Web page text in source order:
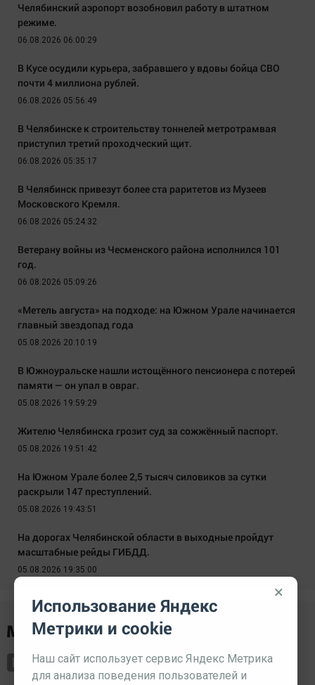
Челябинский аэропорт возобновил работу в штатном
режиме.
06.08.2026 06:00:29
В Кусе осудили курьера, забравшего у вдовы бойца СВО
почти 4 миллиона рублей.
06.08.2026 05:56:49
В Челябинске к строительству тоннелей метротрамвая
приступил третий проходческий щит.
06.08.2026 05:35:17
В Челябинск привезут более ста раритетов из Музеев
Московского Кремля.
06.08.2026 05:24:32
Ветерану войны из Чесменского района исполнился 101
год.
06.08.2026 05:09:26
«Метель августа» на подходе: на Южном Урале начинается
главный звездопад года
05.08.2026 20:10:19
В Южноуральске нашли истощённого пенсионера с потерей
памяти — он упал в овраг.
05.08.2026 19:59:29
Жителю Челябинска грозит суд за сожжённый паспорт.
05.08.2026 19:51:42
На Южном Урале более 2,5 тысяч силовиков за сутки
раскрыли 147 преступлений.
05.08.2026 19:43:51
На дорогах Челябинской области в выходные пройдут
масштабные рейды ГИБДД.
05.08.2026 19:35:00
×
Использование Яндекс
Метрики и cookie
Наш сайт использует сервис Яндекс Метрика
для анализа поведения пользователей и